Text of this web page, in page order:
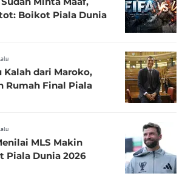
Boikot Piala Dunia
Kalah dari Maroko,
Rumah Final Piala
MLS Makin
Piala Dunia 2026